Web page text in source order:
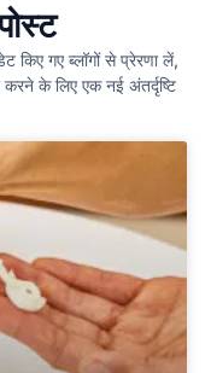
किए गए ब्लॉगों से प्रेरणा लें,
के लिए एक नई अंतर्दृष्टि